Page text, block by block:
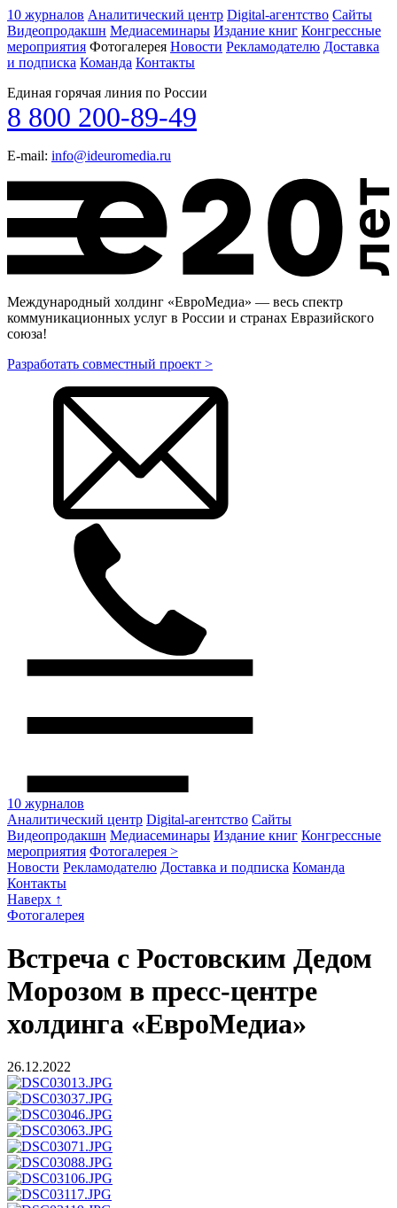
10 журналов Аналитический центр Digital-агентство Сайты
Видеопродакшн Медиасеминары Издание книг Конгрессные
мероприятия Фотогалерея Новости Рекламодателю Доставка
и подписка Команда Контакты
Единая горячая линия по России
8 800 200-89-49
E-mail: info@ideuromedia.ru
Международный холдинг «ЕвроМедиа» — весь спектр
коммуникационных услуг в России и странах Евразийского
союза!
Разработать совместный проект >
10 журналов
Аналитический центр Digital-агентство Сайты
Видеопродакшн Медиасеминары Издание книг Конгрессные
мероприятия Фотогалерея >
Новости Рекламодателю Доставка и подписка Команда
Контакты
Наверх ↑
Фотогалерея
Встреча с Ростовским Дедом
Морозом в пресс-центре
холдинга «ЕвроМедиа»
26.12.2022